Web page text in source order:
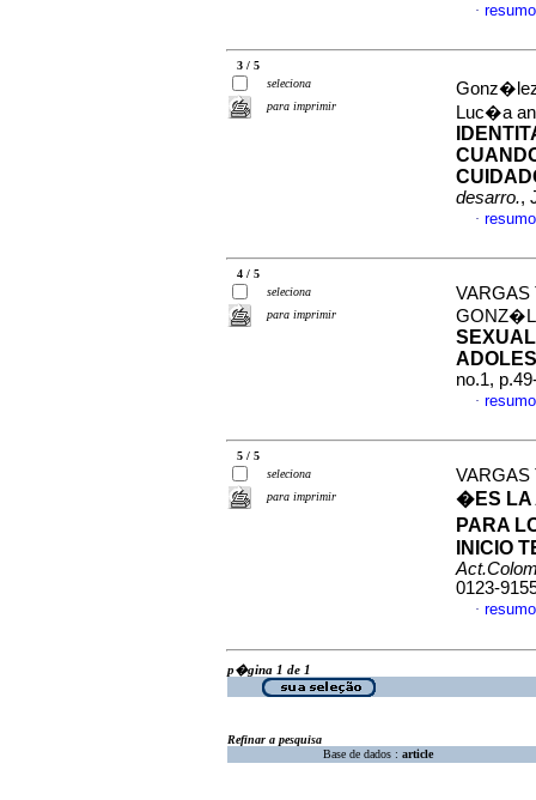
·
3 / 5
seleciona
para imprimir
Luc�a
desarro.,
·
4 / 5
seleciona
para imprimir
VARGAS
no.1,
·
5 / 5
seleciona
para imprimir
VARGAS
�ES LA
PARA
INICIO
0123-
·
p�gina 1 de 1
Refinar a pesquisa
Base de dados : article